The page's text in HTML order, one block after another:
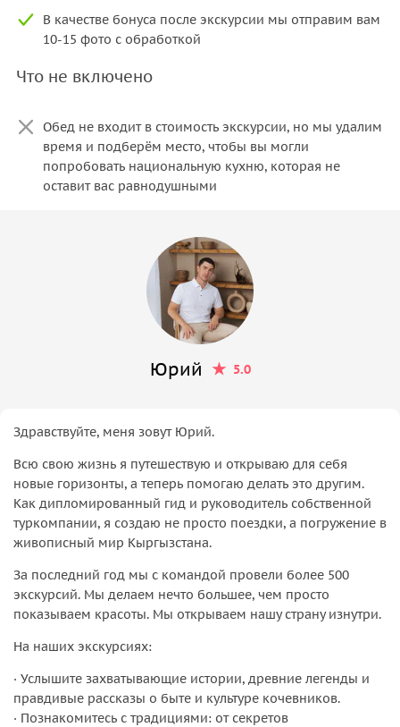
В качестве бонуса после экскурсии мы отправим вам
10-15 фото с обработкой
Что не включено
Обед не входит в стоимость экскурсии, но мы удалим
время и подберём место, чтобы вы могли
попробовать национальную кухню, которая не
оставит вас равнодушными
Юрий 5.0
Здравствуйте, меня зовут Юрий.
Всю свою жизнь я путешествую и открываю для себя
новые горизонты, а теперь помогаю делать это другим.
Как дипломированный гид и руководитель собственной
туркомпании, я создаю не просто поездки, а погружение в
живописный мир Кыргызстана.
За последний год мы с командой провели более 500
экскурсий. Мы делаем нечто большее, чем просто
показываем красоты. Мы открываем нашу страну изнутри.
На наших экскурсиях:
· Услышите захватывающие истории, древние легенды и
правдивые рассказы о быте и культуре кочевников.
· Познакомитесь с традициями: от секретов